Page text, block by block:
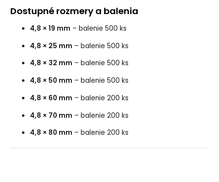
Dostupné rozmery a balenia
4,8 × 19 mm – balenie 500 ks
4,8 × 25 mm – balenie 500 ks
4,8 × 32 mm – balenie 500 ks
4,8 × 50 mm – balenie 500 ks
4,8 × 60 mm – balenie 200 ks
4,8 × 70 mm – balenie 200 ks
4,8 × 80 mm – balenie 200 ks